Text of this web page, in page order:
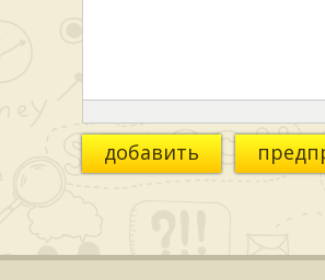
добавить